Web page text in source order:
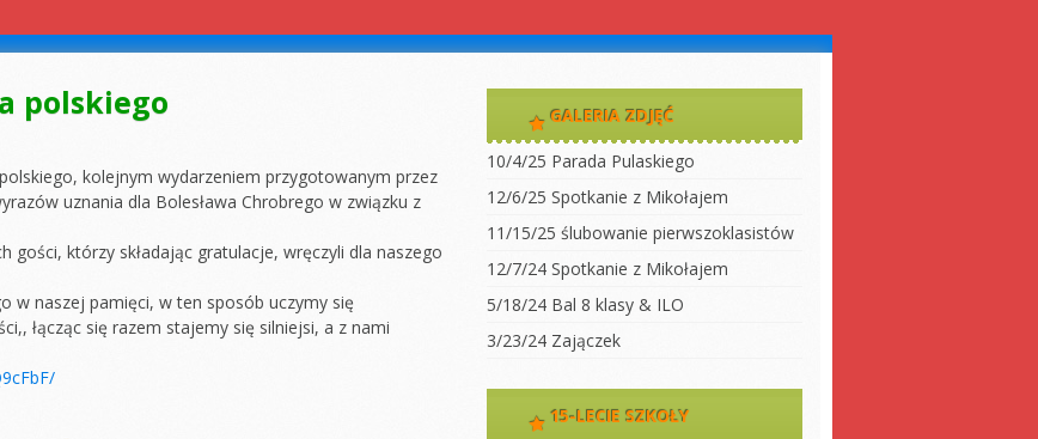
2025/2026
2025/2026
Statut szkoły
“Ogniwo”
Dokumenty do
pobrania
Opłaty za szkołę
15-lecie szkoły
Klasa 1A
Klasa 1B
Klasa 2
Klasa 3A
Klasa 3 B
Klasa 5
Klasa 6
Klasa 8
Stypendia
Egzaminy z
dwujęzyczności
polskiego
kolejnym wydarzeniem przygotowanym przez
uznania dla Bolesława Chrobrego w związku z
gości, którzy składając gratulacje, wręczyli dla naszego
w naszej pamięci, w ten sposób uczymy się
łącząc się razem stajemy się silniejsi, a z nami
GALERIA ZDJĘĆ
10/4/25 Parada Pulaskiego
12/6/25 Spotkanie z Mikołajem
11/15/25 ślubowanie pierwszoklasistów
12/7/24 Spotkanie z Mikołajem
5/18/24 Bal 8 klasy & ILO
3/23/24 Zajączek
15-LECIE SZKOŁY